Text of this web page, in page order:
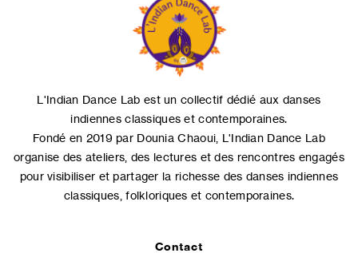
L'Indian Dance Lab est un collectif dédié aux danses
indiennes classiques et contemporaines.
Fondé en 2019 par Dounia Chaoui, L'Indian Dance Lab
organise des ateliers, des lectures et des rencontres engagés
pour visibiliser et partager la richesse des danses indiennes
classiques, folkloriques et contemporaines.
Contact